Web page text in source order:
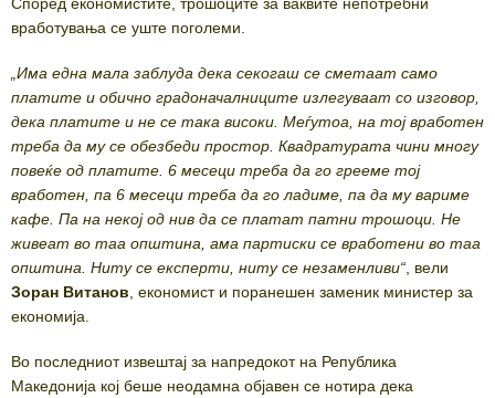
Според економистите, трошоците за ваквите непотребни
вработувања се уште поголеми.
„Има една мала заблуда дека секогаш се сметаат само
платите и обично градоначалниците излегуваат со изговор,
дека платите и не се така високи. Меѓутоа, на тој вработен
треба да му се обезбеди простор. Квадратурата чини многу
повеќе од платите. 6 месеци треба да го грееме тој
вработен, па 6 месеци треба да го ладиме, па да му вариме
кафе. Па на некој од нив да се платат патни трошоци. Не
живеат во таа општина, ама партиски се вработени во таа
општина. Ниту се експерти, ниту се незаменливи“, вели
Зоран Витанов, економист и поранешен заменик министер за
економија.
Во последниот извештај за напредокот на Република
Македонија кој беше неодамна објавен се нотира дека